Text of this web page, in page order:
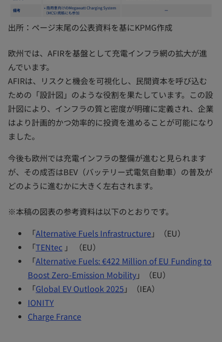
出所：ページ末尾の公表資料を基にKPMG作成
欧州では、AFIRを基盤として充電インフラ網の拡大が進
んでいます。
AFIRは、リスクと機会を可視化し、民間資本を呼び込む
ための「設計図」のような役割を果たしています。この設
計図により、インフラの質と密度が明確に定義され、企業
はより計画的かつ効率的に投資を進めることが可能になり
ました。
今後も欧州では充電インフラの整備が進むと見られます
が、その成否はBEV（バッテリー式電気自動車）の普及が
どのように進むかに大きく左右されます。
※本稿の図表の参考資料は以下のとおりです。
「Alternative Fuels Infrastructure 」（EU）
「TENtec 」 （EU）
「Alternative Fuels: €422 Million of EU Funding to
Boost Zero-Emission Mobility」（EU）
「Global EV Outlook 2025 」（IEA）
IONITY
Charge France